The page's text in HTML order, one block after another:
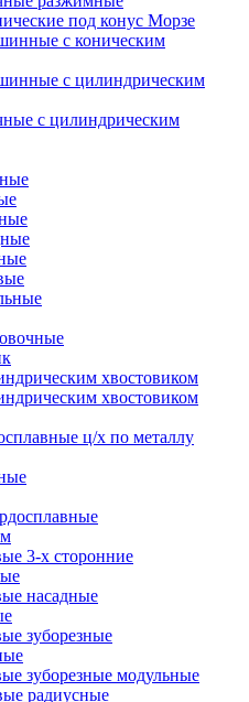
под конус Морзе
с коническим
с цилиндрическим
с цилиндрическим
хвостовиком
хвостовиком
ц/х по металлу
3-х сторонние
насадные
зуборезные
зуборезные модульные
радиусные